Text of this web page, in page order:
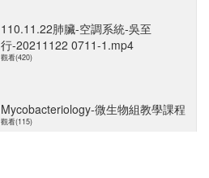
110.11.22肺臟-空調系統-吳至
行-20211122 0711-1.mp4
觀看(420)
Mycobacteriology-微生物組教學課程
觀看(115)